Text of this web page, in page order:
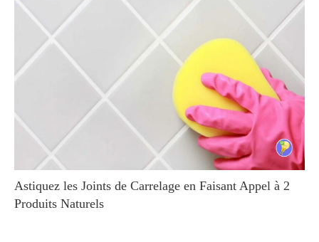
Astiquez les Joints de Carrelage en Faisant Appel à 2
Produits Naturels